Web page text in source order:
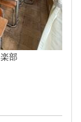
部